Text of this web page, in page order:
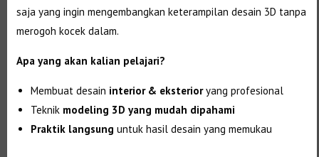
saja yang ingin mengembangkan keterampilan desain 3D tanpa
merogoh kocek dalam.
Apa yang akan kalian pelajari?
Membuat desain interior & eksterioryang profesional
Teknik modeling 3D yang mudah dipahami
Praktik langsung untuk hasil desain yang memukau